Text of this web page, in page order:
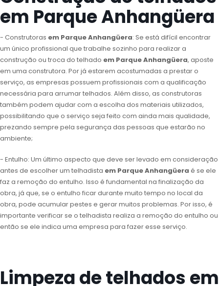
em Parque Anhangüera
- Construtoras em Parque Anhangüera: Se está difícil encontrar
um único profissional que trabalhe sozinho para realizar a
construção ou troca do telhado em Parque Anhangüera, aposte
em uma construtora. Por já estarem acostumadas a prestar o
serviço, as empresas possuem profissionais com a qualificação
necessária para arrumar telhados. Além disso, as construtoras
também podem ajudar com a escolha dos materiais utilizados,
possibilitando que o serviço seja feito com ainda mais qualidade,
prezando sempre pela segurança das pessoas que estarão no
ambiente;
- Entulho: Um último aspecto que deve ser levado em consideração
antes de escolher um telhadista em Parque Anhangüera é se ele
faz a remoção do entulho. Isso é fundamental na finalização da
obra, já que, se o entulho ficar durante muito tempo no local da
obra, pode acumular pestes e gerar muitos problemas. Por isso, é
importante verificar se o telhadista realiza a remoção do entulho ou
então se ele indica uma empresa para fazer esse serviço.
Limpeza de telhados em